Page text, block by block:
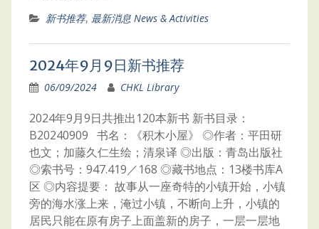
新书推荐, 最新消息 News & Activities
2024年9月9日新书推荐
06/09/2024 CHKL Library
2024年9月9日共推出120本新书 新书目录：
B20240909 书名：《积木小屋》 ◎作者：平田研
也文；加藤久仁生绘；清泉译 ◎出版：青岛出版社
◎索书号：947.419／168 ◎藏书地点：13楼书库A
区 ◎内容提要： 故事从一座奇特的小镇开始，小镇
旁的海水涨上来，淹过小镇，不断向上升，小镇的
居民只能在原有房子上面盖新的房子，一层一层地